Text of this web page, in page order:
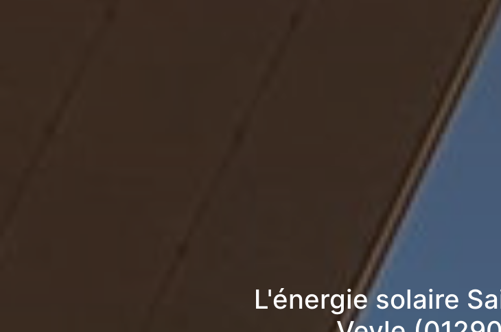
L'énergie solaire